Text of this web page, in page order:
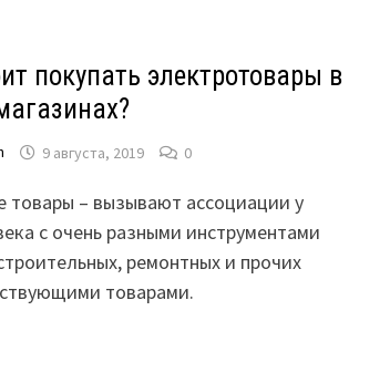
покупать электротовары в
9 августа, 2019 0
товары – вызывают ассоциации у
с очень разными инструментами
ремонтных и прочих
товарами.